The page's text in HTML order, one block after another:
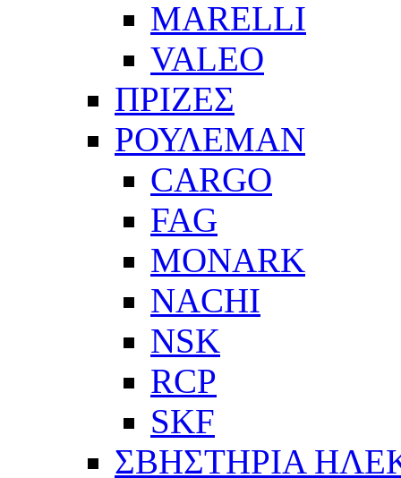
MARELLI
VALEO
ΠΡΙΖΕΣ
ΡΟΥΛΕΜΑΝ
CARGO
FAG
MONARK
NACHI
NSK
RCP
SKF
ΣΒΗΣΤΗΡΙΑ